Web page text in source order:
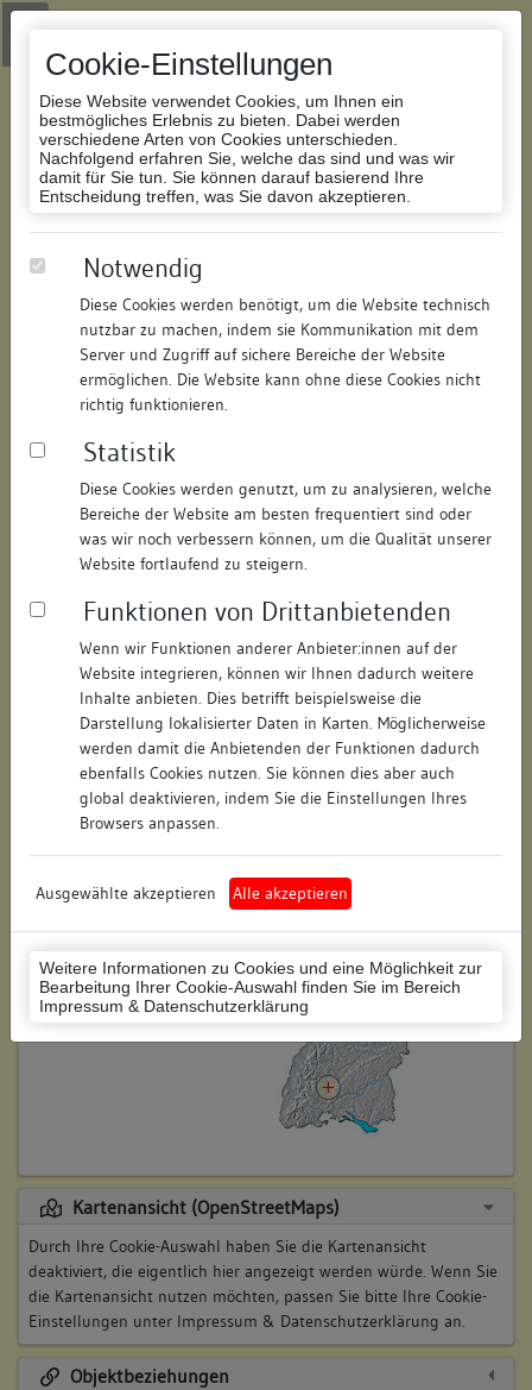
Cookie-Einstellungen
Diese Website verwendet Cookies, um Ihnen ein
bestmögliches Erlebnis zu bieten. Dabei werden
verschiedene Arten von Cookies unterschieden.
Nachfolgend erfahren Sie, welche das sind und was wir
damit für Sie tun. Sie können darauf basierend Ihre
Entscheidung treffen, was Sie davon akzeptieren.
Notwendig
Diese Cookies werden benötigt, um die Website technisch
nutzbar zu machen, indem sie Kommunikation mit dem
Server und Zugriff auf sichere Bereiche der Website
ermöglichen. Die Website kann ohne diese Cookies nicht
richtig funktionieren.
Statistik
Diese Cookies werden genutzt, um zu analysieren, welche
Bereiche der Website am besten frequentiert sind oder
was wir noch verbessern können, um die Qualität unserer
Website fortlaufend zu steigern.
Funktionen von Drittanbietenden
Wenn wir Funktionen anderer Anbieter:innen auf der
Website integrieren, können wir Ihnen dadurch weitere
Inhalte anbieten. Dies betrifft beispielsweise die
Darstellung lokalisierter Daten in Karten. Möglicherweise
werden damit die Anbietenden der Funktionen dadurch
ebenfalls Cookies nutzen. Sie können dies aber auch
global deaktivieren, indem Sie die Einstellungen Ihres
Browsers anpassen.
Ausgewählte akzeptieren Alle akzeptieren
Weitere Informationen zu Cookies und eine Möglichkeit zur
Bearbeitung Ihrer Cookie-Auswahl finden Sie im Bereich
Impressum & Datenschutzerklärung
Zur Navigation springen
Zum Inhalt der Website springen
Datenbank Bauforschung/Restaurierung
147385919810/Datum:25.07.2017
Datenbestand:
Bauforschung
Als PDF herunterladen:
Objektdaten
Straße: Neutorstraße
Hausnummer: 7
Postleitzahl: 78628
Stadt-Teilort: Rottweil
Regierungsbezirk: Freiburg
Rottweil (Landkreis)
Wohnplatzschlüssel: 8325049025
Flurstücknummer: keine
Historischer Straßenname: keiner
Lage des Wohnplatzes:
Kartenansicht (OpenStreetMaps)
Durch Ihre Cookie-Auswahl haben Sie die Kartenansicht
deaktiviert, die eigentlich hier angezeigt werden würde. Wenn Sie
die Kartenansicht nutzen möchten, passen Sie bitte Ihre Cookie-
Einstellungen unter Impressum & Datenschutzerklärung an.
Objektbeziehungen